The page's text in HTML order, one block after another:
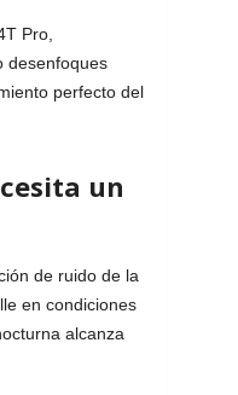
Pro,
desenfoques
perfecto del
un
de ruido de la
en condiciones
alcanza